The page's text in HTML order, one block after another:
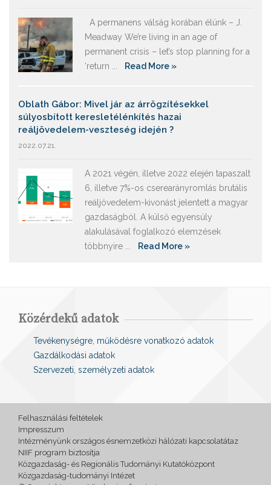
A permanens válság korában élünk – J.
Meadway We’re living in an age of
permanent crisis – let’s stop planning for a
‘return ...
Read More »
Oblath Gábor: Mivel jár az árrögzítésekkel
súlyosbított keresletélénkítés hazai
reáljövedelem-veszteség idején ?
2022.07.21.
A 2021 végén, illetve 2022 elején tapaszalt
6, illetve 7%-os cserearányromlás brutális
reáljövedelem-kivonást jelentett a magyar
gazdaságból. A külső egyensúly
alakulásával foglalkozó elemzések
többnyire ...
Read More »
Közérdekű adatok
Tevékenységre, működésre vonatkozó adatok
Gazdálkodási adatok
Szervezeti, személyzeti adatok
Felhasználási feltételek
Impresszum
Intézményünk országos ésnemzetközi hálózati kapcsolatátaz
NIIF program biztosítja
Közgazdaság- és Regionális Tudományi Kutatóközpont
Közgazdaság-tudományi Intézet